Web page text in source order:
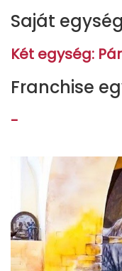
Saját
Két egység:
Franchise
-